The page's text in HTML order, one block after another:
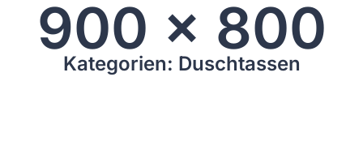
900 x 800
Kategorien: Duschtassen